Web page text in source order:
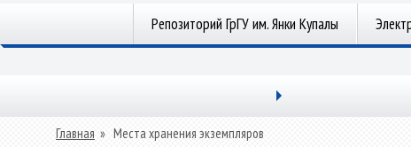
Репозиторий ГрГУ им. Янки Купалы
Главная » Места хранения экземпляров